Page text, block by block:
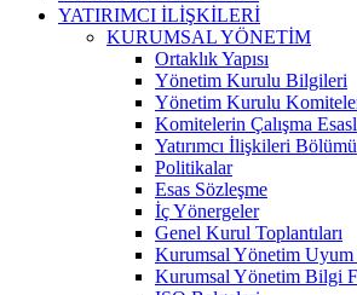
YATIRIMCI İLİŞKİLERİ
KURUMSAL YÖNETİM
Ortaklık Yapısı
Yönetim Kurulu Bilgileri
Yönetim Kurulu
Komitelerin Çalışma
Yatırımcı İlişkileri Bölümü
Politikalar
Esas Sözleşme
İç Yönergeler
Genel Kurul Toplantıları
Kurumsal Yönetim Uyum
Kurumsal Yönetim Bilgi